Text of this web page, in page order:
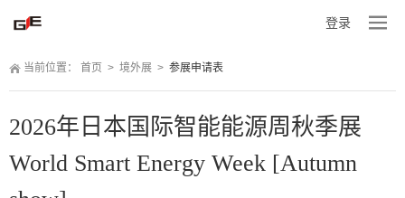
登录
当前位置： 首页 > 境外展 > 参展申请表
2026年日本国际智能能源周秋季展
World Smart Energy Week [Autumn